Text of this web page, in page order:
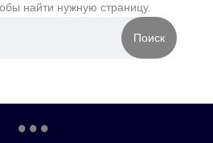
найти нужную страницу.
...